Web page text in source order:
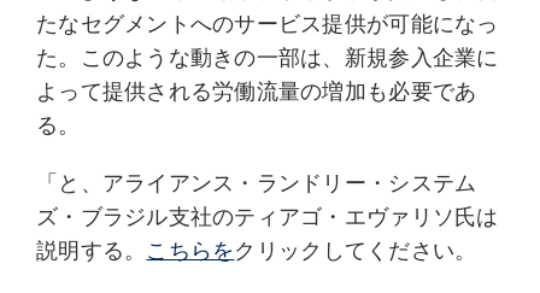
たなセグメントへのサービス提供が可能になっ
た。このような動きの一部は、新規参入企業に
よって提供される労働流量の増加も必要であ
る。
「と、アライアンス・ランドリー・システム
ズ・ブラジル支社のティアゴ・エヴァリソ氏は
説明する。 こちらをクリックしてください。